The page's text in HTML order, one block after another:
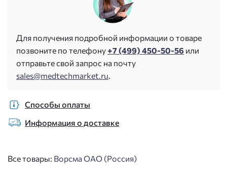
Для получения подробной информации о товаре
позвоните по телефону+7 (499) 450-50-56 или
отправьте свой запрос на почту
sales@medtechmarket.ru.
Способы оплаты
Информация о доставке
Все товары: Ворсма ОАО (Россия)